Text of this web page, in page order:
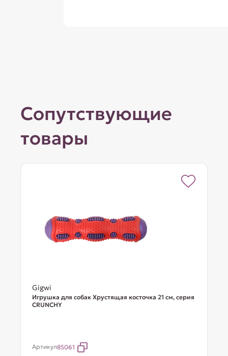
Сопутствующие
товары
Gigwi
Игрушка для собак Хрустящая косточка 21 см, серия
CRUNCHY
Артикул85061